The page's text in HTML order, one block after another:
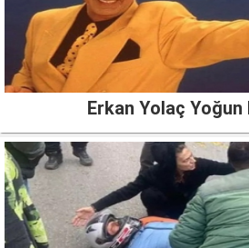
Erkan Yolaç Yoğun